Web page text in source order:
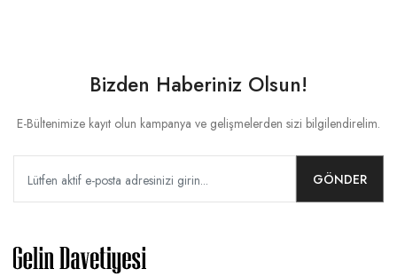
Bizden Haberiniz Olsun!
E-Bültenimize kayıt olun kampanya ve gelişmelerden sizi bilgilendirelim.
GÖNDER